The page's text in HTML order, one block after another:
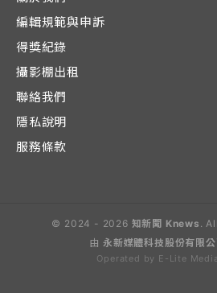
編輯規範與申訴
得獎紀錄
攝影棚出租
聯絡我們
隱私說明
服務條款
© 2024 - 2026 知新聞 Knews .
由 永新媒體科技股份有限公
Operated by E-Lite